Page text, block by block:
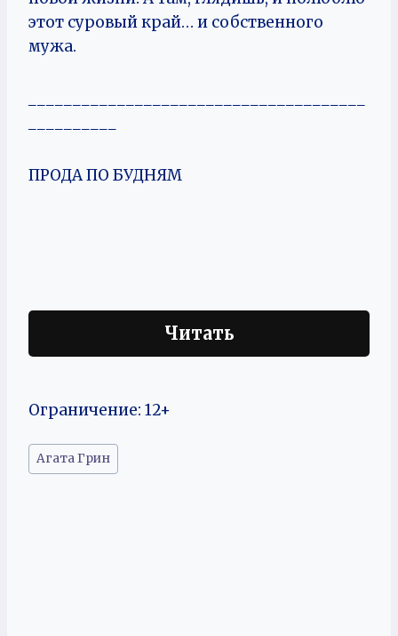
этот суровый край… и собственного
мужа.
ПРОДА ПО БУДНЯМ
Читать
Ограничение: 12+
Метки
записи:
Агата Грин